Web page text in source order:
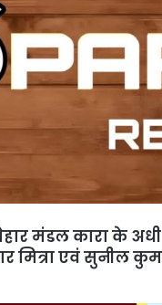
मंडल कारा के
मित्रा एवं सुनील